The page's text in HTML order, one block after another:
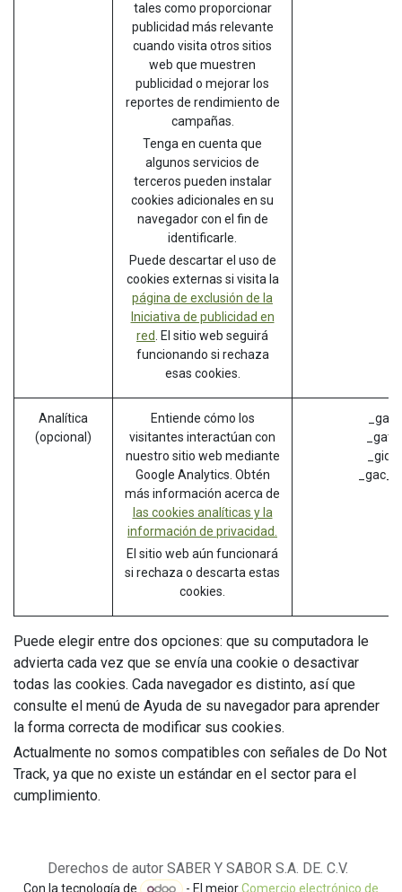
tales como proporcionar
publicidad más relevante
cuando visita otros sitios
web que muestren
publicidad o mejorar los
reportes de rendimiento de
campañas.
Tenga en cuenta que
algunos servicios de
terceros pueden instalar
cookies adicionales en su
navegador con el fin de
identificarle.
Puede descartar el uso de
cookies externas si visita la
página de exclusión de la
Iniciativa de publicidad en
red
. El sitio web seguirá
funcionando si rechaza
esas cookies.
Analítica
(opcional)
Entiende cómo los
visitantes interactúan con
nuestro sitio web mediante
Google Analytics. Obtén
más información acerca de
las cookies analíticas y la
información de privacidad.
El sitio web aún funcionará
si rechaza o descarta estas
cookies.
_ga
_gat
_gid
Puede elegir entre dos opciones: que su computadora le
advierta cada vez que se envía una cookie o desactivar
todas las cookies. Cada navegador es distinto, así que
consulte el menú de Ayuda de su navegador para aprender
la forma correcta de modificar sus cookies.
Actualmente no somos compatibles con señales de Do Not
Track, ya que no existe un estándar en el sector para el
cumplimiento.
Derechos de autor SABER Y SABOR S.A. DE. C.V.
Con la tecnología de - El mejorComercio electrónico de